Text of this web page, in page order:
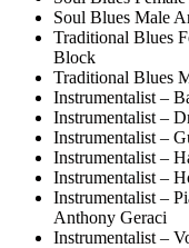
Soul Blues Male
Traditional Blues
Block
Traditional Blues
Instrumentalist –
Instrumentalist –
Instrumentalist –
Instrumentalist –
Instrumentalist –
Instrumentalist –
Anthony Geraci
Instrumentalist –